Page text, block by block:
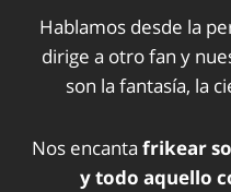
Hablamos desde la
dirige a otro fan y
son la fantasía, la
Nos encanta frikear
y todo aquello